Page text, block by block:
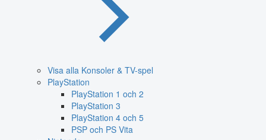
Visa alla Konsoler & TV-spel
PlayStation
PlayStation 1 och 2
PlayStation 3
PlayStation 4 och 5
PSP och PS Vita